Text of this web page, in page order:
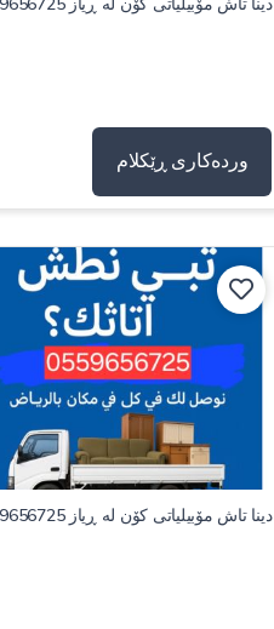
وردەکاری ڕێکلام
دینا تاش مۆبیلیاتی کۆن لە ڕیاز 0559656725